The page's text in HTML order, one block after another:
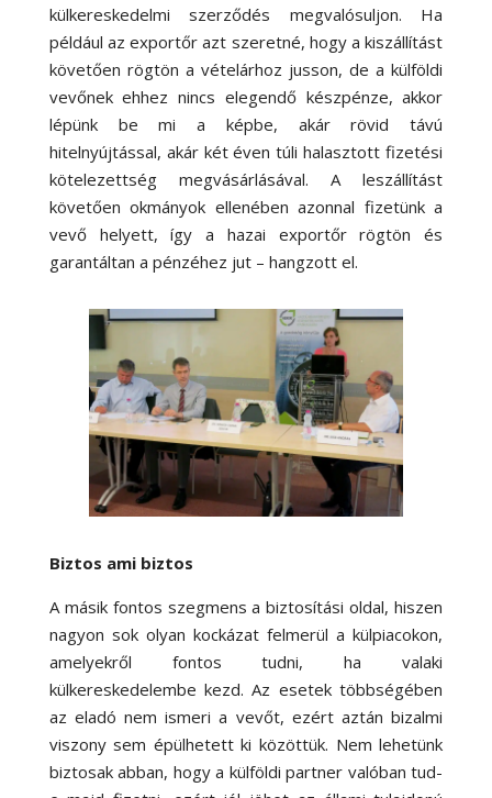
külkereskedelmi szerződés megvalósuljon. Ha
például az exportőr azt szeretné, hogy a kiszállítást
követően rögtön a vételárhoz jusson, de a külföldi
vevőnek ehhez nincs elegendő készpénze, akkor
lépünk be mi a képbe, akár rövid távú
hitelnyújtással, akár két éven túli halasztott fizetési
kötelezettség megvásárlásával. A leszállítást
követően okmányok ellenében azonnal fizetünk a
vevő helyett, így a hazai exportőr rögtön és
garantáltan a pénzéhez jut – hangzott el.
Biztos ami biztos
A másik fontos szegmens a biztosítási oldal, hiszen
nagyon sok olyan kockázat felmerül a külpiacokon,
amelyekről fontos tudni, ha valaki
külkereskedelembe kezd. Az esetek többségében
az eladó nem ismeri a vevőt, ezért aztán bizalmi
viszony sem épülhetett ki közöttük. Nem lehetünk
biztosak abban, hogy a külföldi partner valóban tud-